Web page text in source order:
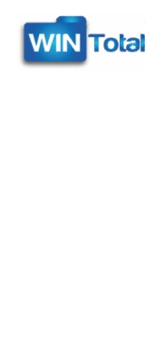
Inhalt
springen